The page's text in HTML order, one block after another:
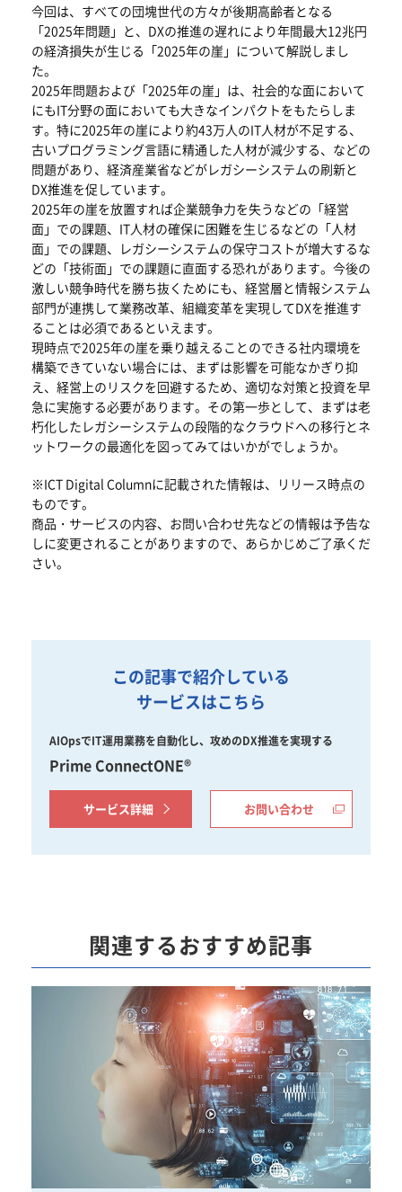
今回は、すべての団塊世代の方々が後期高齢者となる
「2025年問題」と、DXの推進の遅れにより年間最大12兆円
の経済損失が生じる「2025年の崖」について解説しまし
た。
2025年問題および「2025年の崖」は、社会的な面において
にもIT分野の面においても大きなインパクトをもたらしま
す。特に2025年の崖により約43万人のIT人材が不足する、
古いプログラミング言語に精通した人材が減少する、などの
問題があり、経済産業省などがレガシーシステムの刷新と
DX推進を促しています。
2025年の崖を放置すれば企業競争力を失うなどの「経営
面」での課題、IT人材の確保に困難を生じるなどの「人材
面」での課題、レガシーシステムの保守コストが増大するな
どの「技術面」での課題に直面する恐れがあります。今後の
激しい競争時代を勝ち抜くためにも、経営層と情報システム
部門が連携して業務改革、組織変革を実現してDXを推進す
ることは必須であるといえます。
現時点で2025年の崖を乗り越えることのできる社内環境を
構築できていない場合には、まずは影響を可能なかぎり抑
え、経営上のリスクを回避するため、適切な対策と投資を早
急に実施する必要があります。その第一歩として、まずは老
朽化したレガシーシステムの段階的なクラウドへの移行とネ
ットワークの最適化を図ってみてはいかがでしょうか。
※ICT Digital Columnに記載された情報は、リリース時点の
ものです。
商品・サービスの内容、お問い合わせ先などの情報は予告な
しに変更されることがありますので、あらかじめご了承くだ
さい。
この記事で紹介している
サービスはこちら
AIOpsでIT運用業務を自動化し、攻めのDX推進を実現する
Prime ConnectONE®
サービス詳細 お問い合わせ
関連するおすすめ記事